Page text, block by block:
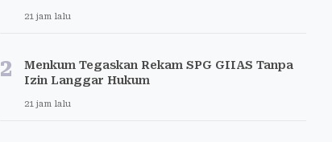
21 jam lalu
2
Menkum Tegaskan Rekam SPG GIIAS Tanpa
Izin Langgar Hukum
21 jam lalu